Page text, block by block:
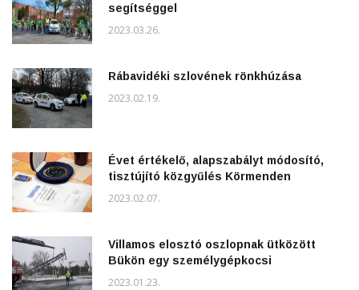
segítséggel
2023.03.26.
Rábavidéki szlovének rönkhúzása
2023.02.19.
Évet értékelő, alapszabályt módosító,
tisztújító közgyűlés Körmenden
2023.02.07.
Villamos elosztó oszlopnak ütközött
Bükön egy személygépkocsi
2023.01.23.